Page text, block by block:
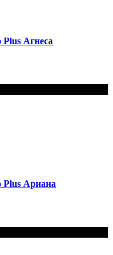
Агнеса
Plus Ариана